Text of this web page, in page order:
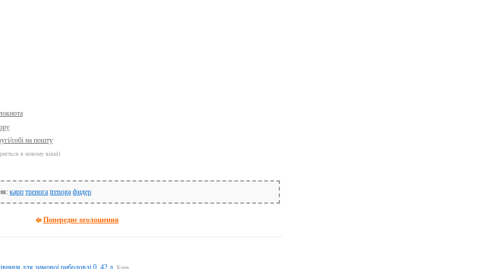
собі на пошту
в новому вікні)
карп тренога trenoga фидер
Попереднє оголошення
для зимової риболовлі 0, 42 л. Киев